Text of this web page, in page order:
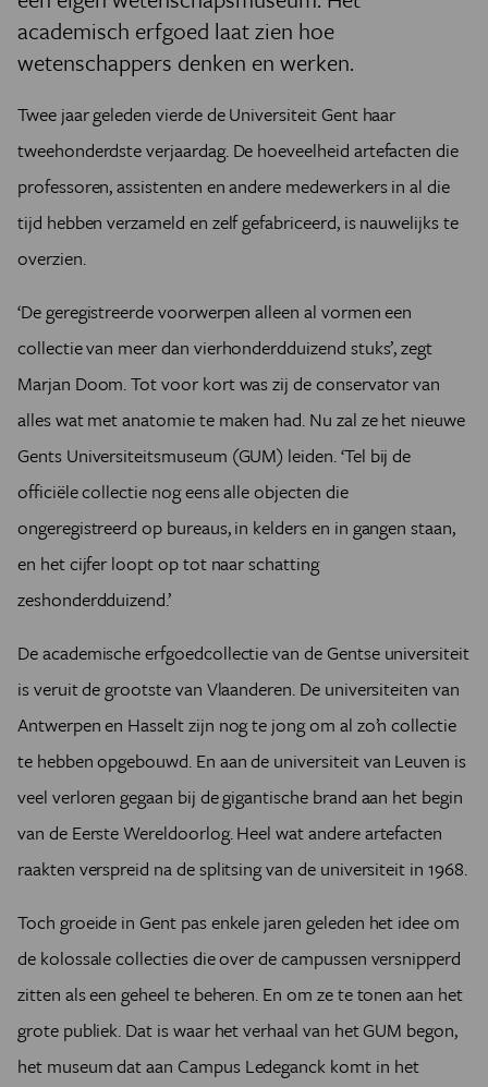
academisch erfgoed laat zien hoe
wetenschappers denken en werken.
Twee jaar geleden vierde de Universiteit Gent haar
tweehonderdste verjaardag. De hoeveelheid artefacten die
professoren, assistenten en andere medewerkers in al die
tijd hebben verzameld en zelf gefabriceerd, is nauwelijks te
overzien.
‘De geregistreerde voorwerpen alleen al vormen een
collectie van meer dan vierhonderdduizend stuks’, zegt
Marjan Doom. Tot voor kort was zij de conservator van
alles wat met anatomie te maken had. Nu zal ze het nieuwe
Gents Univer­siteitsmuseum (GUM) leiden. ‘Tel bij de
officiële collectie nog eens alle objecten die
ongeregistreerd op bureaus, in kelders en in gangen staan,
en het cijfer loopt op tot naar schatting
zeshonderdduizend.’
De academische erfgoedcollectie van de Gentse universiteit
is veruit de grootste van Vlaanderen. De universiteiten van
Antwerpen en Hasselt zijn nog te jong om al zo’n collectie
te hebben opgebouwd. En aan de universiteit van Leuven is
veel verloren gegaan bij de gigantische brand aan het begin
van de Eerste Wereldoorlog. Heel wat andere artefacten
raakten verspreid na de splitsing van de universiteit in 1968.
Toch groeide in Gent pas enkele jaren geleden het idee om
de kolossale collecties die over de campussen versnipperd
zitten als een geheel te beheren. En om ze te tonen aan het
grote publiek. Dat is waar het verhaal van het GUM begon,
het museum dat aan Campus Ledeganck komt in het